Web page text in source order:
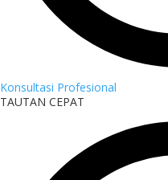
Konsultasi Profesional
TAUTAN CEPAT